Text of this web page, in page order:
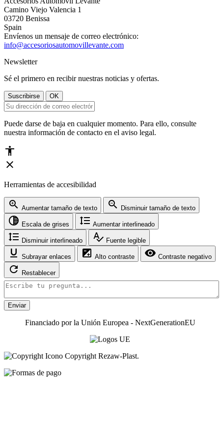
Camino Viejo Valencia 1
03720 Benissa
Spain
Envíenos un mensaje de correo electrónico:
info@accesoriosautomovillevante.com
Newsletter
Sé el primero en recibir nuestras noticias y ofertas.
Puede darse de baja en cualquier momento. Para ello, consulte
nuestra información de contacto en el aviso legal.
accessibility
close
Herramientas de accesibilidad
zoom_in Aumentar tamaño de texto zoom_out Disminuir tamaño de texto
tonality Escala de grises format_line_spacing Aumentar interlineado
format_line_spacing Disminuir interlineado spellcheck Fuente legible
format_underlined Subrayar enlaces exposure Alto contraste visibility Contraste negativo
refresh Restablecer
Enviar
Financiado por la Unión Europea - NextGenerationEU
Copyright Rezaw-Plast.